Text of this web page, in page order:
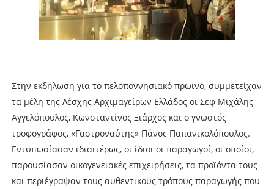
Στην εκδήλωση για το πελοποννησιακό πρωινό, συμμετείχαν
τα μέλη της Λέσχης Αρχιμαγείρων Ελλάδος οι Σεφ Μιχάλης
Αγγελόπουλος, Κωνσταντίνος Ξιάρχος και ο γνωστός
τροφογράφος, «Γαστροναύτης» Πάνος Παπανικολόπουλος.
Εντυπωσίασαν ιδιαιτέρως, οι ίδιοι οι παραγωγοί, οι οποίοι,
παρουσίασαν οικογενειακές επιχειρήσεις, τα προϊόντα τους
και περιέγραψαν τους αυθεντικούς τρόπους παραγωγής που